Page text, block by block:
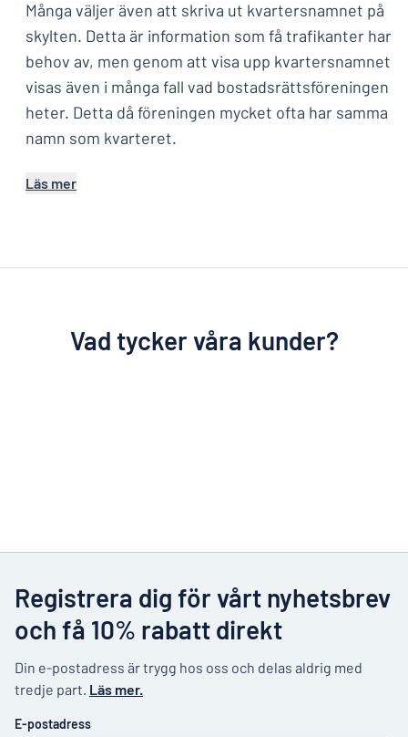
Många väljer även att skriva ut kvartersnamnet på
skylten. Detta är information som få trafikanter har
behov av, men genom att visa upp kvartersnamnet
visas även i många fall vad bostadsrättsföreningen
heter. Detta då föreningen mycket ofta har samma
namn som kvarteret.
Läs mer
Vad tycker våra kunder?
Registrera dig för vårt nyhetsbrev
och få 10% rabatt direkt
Din e-postadress är trygg hos oss och delas aldrig med
tredje part. Läs mer.
E-postadress